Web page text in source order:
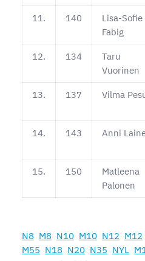
11. 140
Lisa-Sofie
Fabig
12. 134
Taru
Vuorinen
13. 137 Vilma
14. 143 Anni
15. 150
Matleena
Palonen
N8 M8 N10 M10 N12 M12
M55 N18 N20 N35 NYL